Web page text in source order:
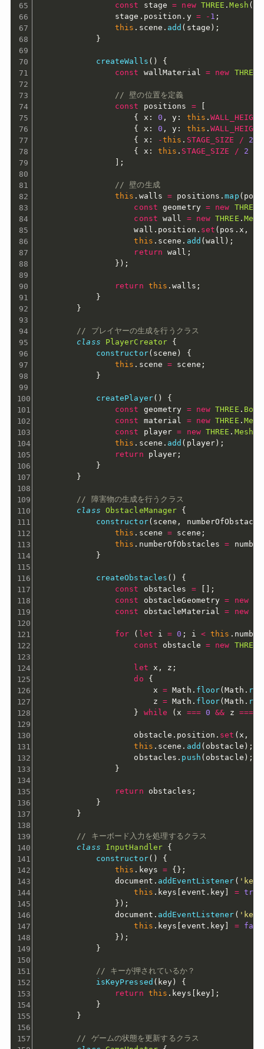
const
stage = new THREE .Mesh (
                stage
. position . y = - 1 ;
this . scene . add ( stage ) ;
}
createWalls ( )
{
const
wallMaterial = new THREE
// 壁の位置を定義
const
positions =
{
x : 0 , y : this .WALL_HEIGHT
{
x : 0 , y : this .WALL_HEIGHT
{
x : -this . STAGE_SIZE / 2
{
x : this . STAGE_SIZE / 2
;
// 壁の生成
this . walls = positions .map ( pos
const geometry = new THREE
const wall = new THREE . Mesh
                    wall
. position . set ( pos . x ,
this . scene . add ( wall ) ;
return wall ;
} ) ;
return this .walls ;
}
}
// プレイヤーの生成を行うクラス
class
PlayerCreator {
constructor( scene )
{
this . scene = scene ;
}
createPlayer( )
{
const
geometry = new THREE .
const
material = new THREE .
const
player = new THREE . Mesh
this . scene . add ( player ) ;
return player ;
}
}
// 障害物の生成を行うクラス
class ObstacleManager {
constructor( scene ,
this . scene = scene ;
this . numberOfObstacles =
}
createObstacles ( )
{
const
obstacles =
;
const
obstacleGeometry = new
const
obstacleMaterial = new
for ( let i = 0 ; i < this .
const obstacle = new THREE
let x , z ;
do
{
                        x
= Math . floor(Math .
                        z
= Math . floor(Math .
}
while (x === 0 && z ===
                    obstacle
. position . set ( x ,
this . scene . add ( obstacle ) ;
                    obstacles
. push ( obstacle ) ;
}
return obstacles ;
}
}
// キーボード入力を処理するクラス
class
InputHandler {
constructor( )
{
this . keys = { } ;
                document
. addEventListener (
this . keys [event . key = true
} ) ;
                document
. addEventListener (
this . keys [event . key =
} ) ;
}
// キーが押されているか？
isKeyPressed ( key )
{
return this . keys key
;
}
}
// ゲームの状態を更新するクラス